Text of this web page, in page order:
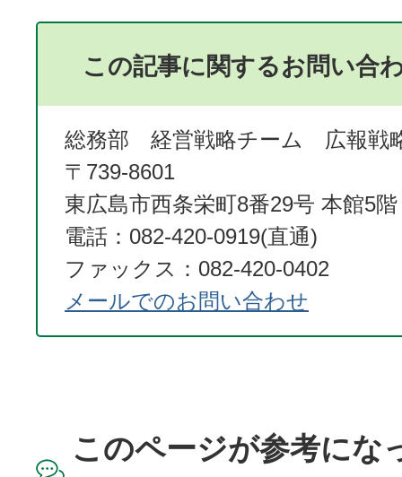
この記事に関するお問い合
総務部 経営戦略チーム 広報戦
〒739-8601
東広島市西条栄町8番29号 本館5階
電話：082-420-0919(直通)
ファックス：082-420-0402
メールでのお問い合わせ
このページが参考にな